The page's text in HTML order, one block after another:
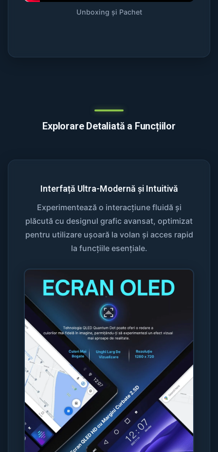
Unboxing și Pachet
Explorare Detaliată a Funcțiilor
Interfață Ultra-Modernă și Intuitivă
Experimentează o interacțiune fluidă și
plăcută cu designul grafic avansat, optimizat
pentru utilizare ușoară la volan și acces rapid
la funcțiile esențiale.